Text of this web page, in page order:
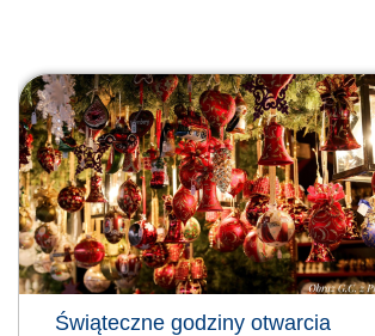
Świąteczne godziny otwarcia